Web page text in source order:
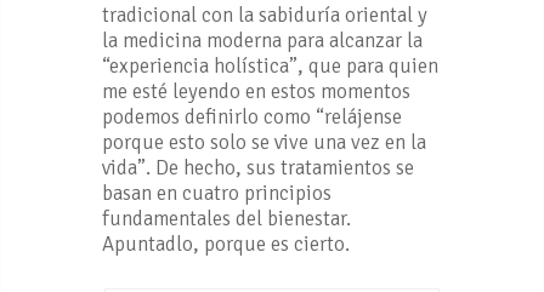
tradicional con la sabiduría oriental y
la medicina moderna para alcanzar la
“experiencia holística”, que para quien
me esté leyendo en estos momentos
podemos definirlo como “relájense
porque esto solo se vive una vez en la
vida”. De hecho, sus tratamientos se
basan en cuatro principios
fundamentales del bienestar.
Apuntadlo, porque es cierto.